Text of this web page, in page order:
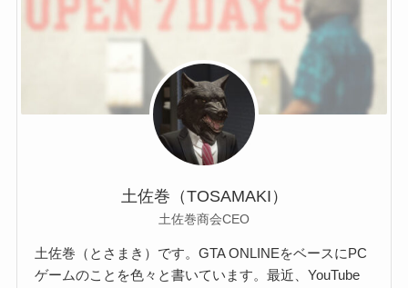
土佐巻（TOSAMAKI）
土佐巻商会CEO
土佐巻（とさまき）です。GTA ONLINEをベースにPC
ゲームのことを色々と書いています。最近、YouTube